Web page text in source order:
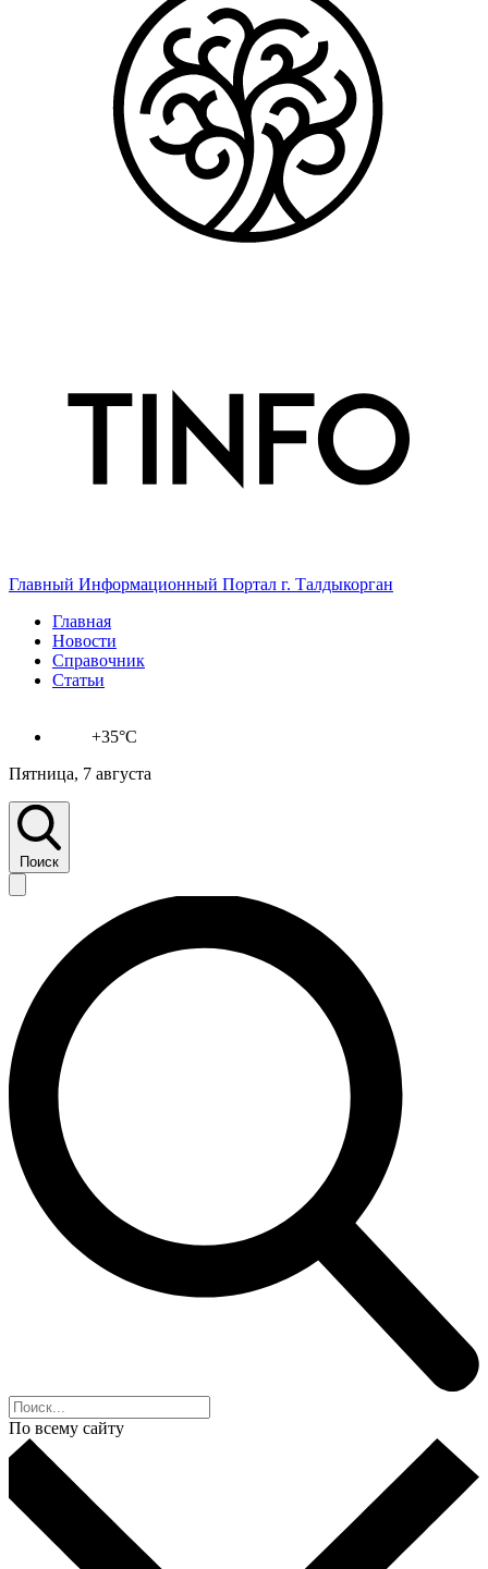
Главный Информационный Портал г. Талдыкорган
Главная
Новости
Справочник
Статьи
+35°C
Пятница, 7 августа
Поиск
По всему сайту